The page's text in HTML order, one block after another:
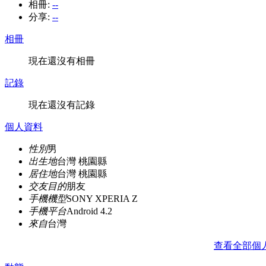
相冊: --
分享: --
相冊
現在還沒有相冊
記錄
現在還沒有記錄
個人資料
性別男
出生地台灣 桃園縣
居住地台灣 桃園縣
交友目的朋友
手機機型SONY XPERIA Z
手機平台Android 4.2
來自台灣
查看全部個